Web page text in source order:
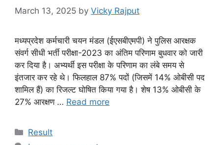
March 13, 2025 by Vicky Rajput
मध्यप्रदेश कर्मचारी चयन मंडल (ईएसबीएमपी) ने पुलिस आरक्षक
संवर्ग सीधी भर्ती परीक्षा-2023 का अंतिम परिणाम बुधवार को जारी
कर दिया है। अभ्यर्थी इस परीक्षा के परिणाम का लंबे समय से
इंतजार कर रहे थे। फिलहाल 87% पदों (जिसमें 14% ओबीसी पद
शामिल हैं) का रिजल्ट घोषित किया गया है। शेष 13% ओबीसी के
27% आरक्षण … Read more
Categories
Result